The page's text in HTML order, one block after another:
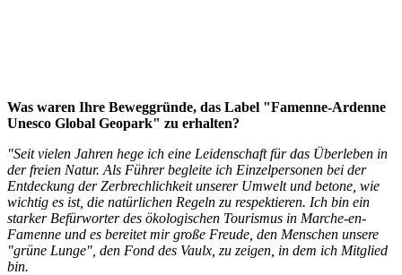
Was waren Ihre Beweggründe, das Label "Famenne-Ardenne
Unesco Global Geopark" zu erhalten?
"Seit vielen Jahren hege ich eine Leidenschaft für das Überleben in
der freien Natur. Als Führer begleite ich Einzelpersonen bei der
Entdeckung der Zerbrechlichkeit unserer Umwelt und betone, wie
wichtig es ist, die natürlichen Regeln zu respektieren. Ich bin ein
starker Befürworter des ökologischen Tourismus in Marche-en-
Famenne und es bereitet mir große Freude, den Menschen unsere
"grüne Lunge", den Fond des Vaulx, zu zeigen, in dem ich Mitglied
bin.